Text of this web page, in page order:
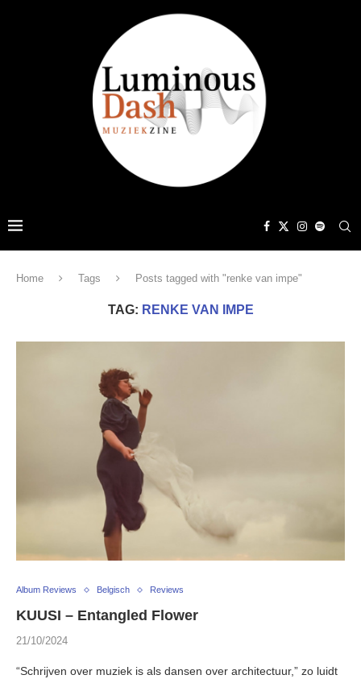
Home Tags Posts tagged with "renke van impe"
TAG: RENKE VAN IMPE
Album Reviews Belgisch Reviews
KUUSI – Entangled Flower
21/10/2024
“Schrijven over muziek is als dansen over architectuur,” zo luidt